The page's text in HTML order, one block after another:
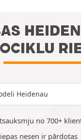
Heidenau
no 700+
nesen ir pārdotas